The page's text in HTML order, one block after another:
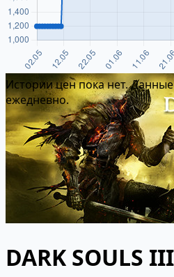
Истории цен пока нет.
ежедневно.
DARK SOULS